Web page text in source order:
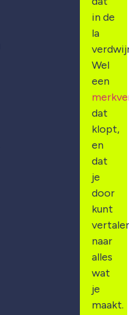
in de
la
Wel
een
dat
klopt,
en
dat
je
door
kunt
naar
alles
wat
je
maakt.